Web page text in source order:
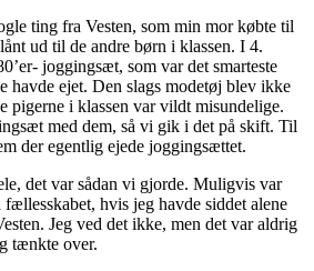
ting fra Vesten, som min mor købte til
ud til de andre børn i klassen. I 4.
joggingsæt, som var det smarteste
havde ejet. Den slags modetøj blev ikke
pigerne i klassen var vildt misundelige.
med dem, så vi gik i det på skift. Til
der egentlig ejede joggingsættet.
det var sådan vi gjorde. Muligvis var
hvis jeg havde siddet alene
Jeg ved det ikke, men det var aldrig
tænkte over.